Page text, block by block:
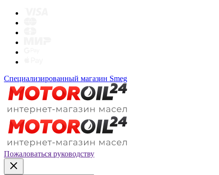
Специализированный магазин Smeg
Пожаловаться руководству